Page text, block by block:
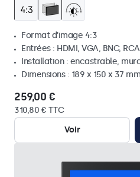
Format d'image 4:3
Entrées : HDMI, VGA, BNC, RCA
Installation : encastrable,
Dimensions : 189 x 150 x 37 mm
259,00 €
310,80 € TTC
Voir